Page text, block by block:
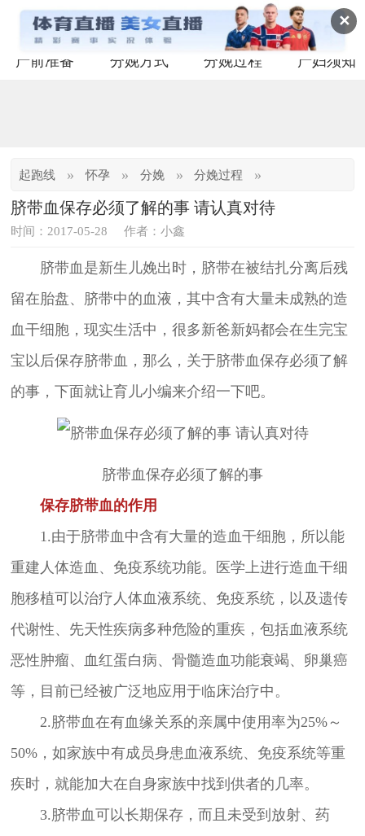
✕
产前准备 分娩方式 分娩过程 产妇须知
起跑线 » 怀孕 » 分娩 » 分娩过程 »
脐带血保存必须了解的事 请认真对待
时间：2017-05-28 作者：小鑫
脐带血是新生儿娩出时，脐带在被结扎分离后残
留在胎盘、脐带中的血液，其中含有大量未成熟的造
血干细胞，现实生活中，很多新爸新妈都会在生完宝
宝以后保存脐带血，那么，关于脐带血保存必须了解
的事，下面就让育儿小编来介绍一下吧。
脐带血保存必须了解的事
保存脐带血的作用
1.由于脐带血中含有大量的造血干细胞，所以能
重建人体造血、免疫系统功能。医学上进行造血干细
胞移植可以治疗人体血液系统、免疫系统，以及遗传
代谢性、先天性疾病多种危险的重疾，包括血液系统
恶性肿瘤、血红蛋白病、骨髓造血功能衰竭、卵巢癌
等，目前已经被广泛地应用于临床治疗中。
2.脐带血在有血缘关系的亲属中使用率为25%～
50%，如家族中有成员身患血液系统、免疫系统等重
疾时，就能加大在自身家族中找到供者的几率。
3.脐带血可以长期保存，而且未受到放射、药